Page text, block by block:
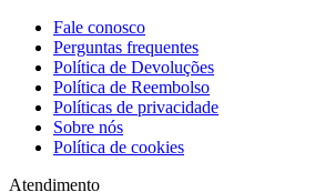
Fale conosco
Perguntas frequentes
Política de Devoluções
Política de Reembolso
Políticas de privacidade
Sobre nós
Política de cookies
Atendimento